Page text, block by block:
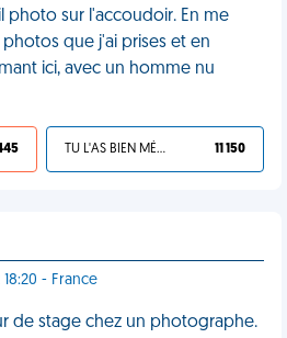
photo sur l'accoudoir. En me
que j'ai prises et en
ici, avec un homme nu
TU L'AS BIEN MÉRITÉ 11 150
- France
de stage chez un photographe.